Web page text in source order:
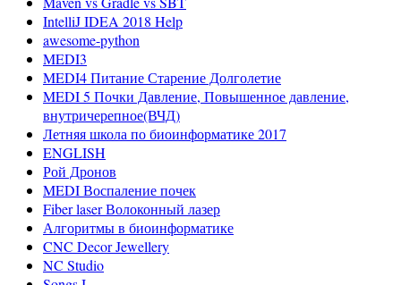
IntelliJ IDEA 2018 Help
awesome-python
MEDI3
MEDI4 Питание Старение Долголетие
MEDI 5 Почки Давление, Повышенное давление,
внутричерепное(ВЧД)
Летняя школа по биоинформатике 2017
ENGLISH
Рой Дронов
MEDI Воспаление почек
Fiber laser Волоконный лазер
Алгоритмы в биоинформатике
CNC Decor Jewellery
NC Studio